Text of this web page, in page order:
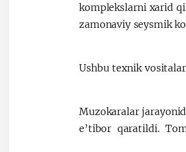
komplekslarni xarid
zamonaviy seysmik
Ushbu texnik
Muzokaralar
e’tibor qaratildi.